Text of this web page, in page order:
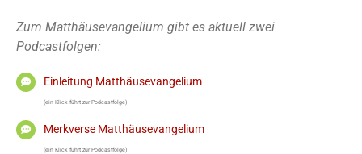
Zum Matthäusevangelium gibt es aktuell zwei
Podcastfolgen:
Einleitung Matthäusevangelium
(ein Klick führt zur Podcastfolge)
Merkverse Matthäusevangelium
(ein Klick führt zur Podcastfolge)